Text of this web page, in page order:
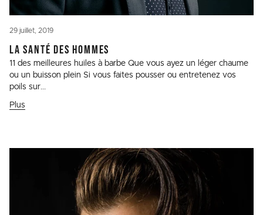
29 juillet, 2019
LA SANTÉ DES HOMMES
11 des meilleures huiles à barbe Que vous ayez un léger chaume
ou un buisson plein Si vous faites pousser ou entretenez vos
poils sur...
Plus